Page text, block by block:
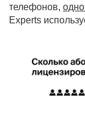
телефонов,
Experts